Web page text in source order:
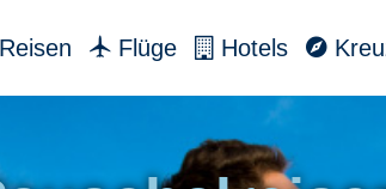
Flüge Hotels